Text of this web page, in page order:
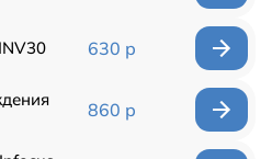
630 р
860 р